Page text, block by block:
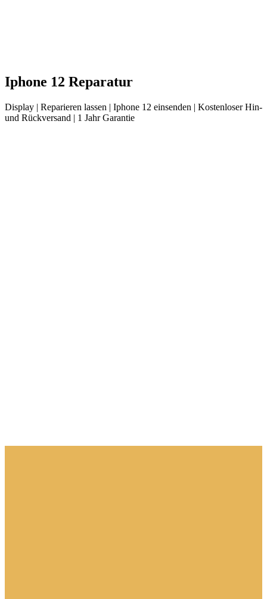
Iphone 12 Reparatur
Display | Reparieren lassen | Iphone 12 einsenden | Kostenloser Hin-
und Rückversand | 1 Jahr Garantie